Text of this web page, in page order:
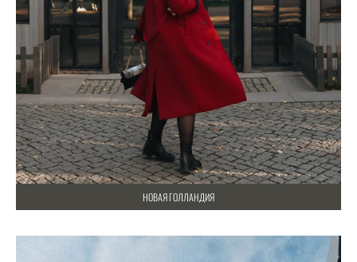
НОВАЯ ГОЛЛАНДИЯ